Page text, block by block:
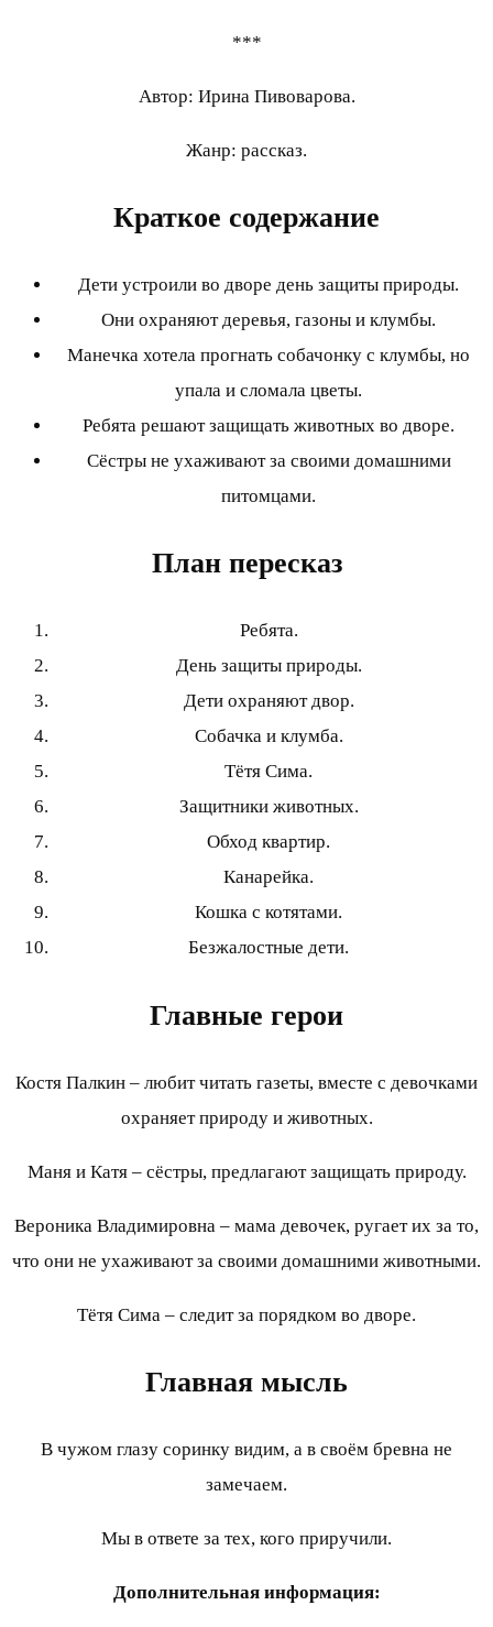
***
Автор: Ирина Пивоварова.
Жанр: рассказ.
Краткое содержание
Дети устроили во дворе день защиты природы.
Они охраняют деревья, газоны и клумбы.
Манечка хотела прогнать собачонку с клумбы, но
упала и сломала цветы.
Ребята решают защищать животных во дворе.
Сёстры не ухаживают за своими домашними
питомцами.
План пересказ
Ребята.
День защиты природы.
Дети охраняют двор.
Собачка и клумба.
Тётя Сима.
Защитники животных.
Обход квартир.
Канарейка.
Кошка с котятами.
Безжалостные дети.
Главные герои
Костя Палкин – любит читать газеты, вместе с девочками
охраняет природу и животных.
Маня и Катя – сёстры, предлагают защищать природу.
Вероника Владимировна – мама девочек, ругает их за то,
что они не ухаживают за своими домашними животными.
Тётя Сима – следит за порядком во дворе.
Главная мысль
В чужом глазу соринку видим, а в своём бревна не
замечаем.
Мы в ответе за тех, кого приручили.
Дополнительная информация: